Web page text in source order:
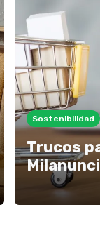
Sostenibilidad
Trucos